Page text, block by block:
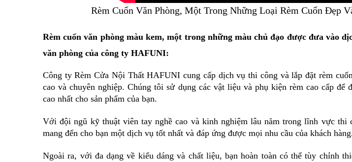
Rèm Cuốn Văn Phòng, Một Trong Những Loại Rèm Cuốn Đẹp
Rèm cuốn văn phòng màu kem, một trong những màu chủ đạo được đưa vào
văn phòng của công ty HAFUNI:
Công ty Rèm Cửa Nội Thất HAFUNI cung cấp dịch vụ thi công và lắp đặt rèm
cao và chuyên nghiệp. Chúng tôi sử dụng các vật liệu và phụ kiện rèm cao cấp để
cao nhất cho sản phẩm của bạn.
Với đội ngũ kỹ thuật viên tay nghề cao và kinh nghiệm lâu năm trong lĩnh vực thi
mang đến cho bạn một dịch vụ tốt nhất và đáp ứng được mọi nhu cầu của khách
Ngoài ra, với đa dạng về kiểu dáng và chất liệu, bạn hoàn toàn có thể tùy chỉnh